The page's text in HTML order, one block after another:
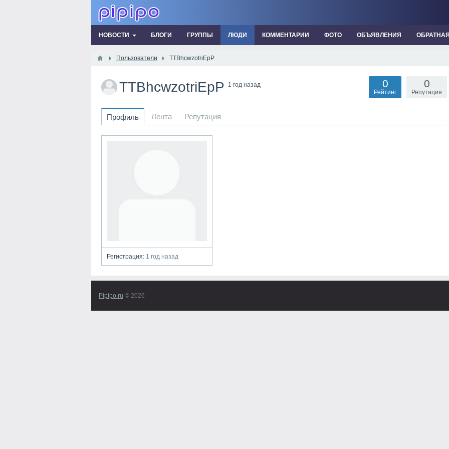
НОВОСТИ БЛОГИ ГРУППЫ ЛЮДИ КОММЕНТАРИИ ФОТО ОБЪЯВЛЕНИЯ
Пользователи TTBhcwzotriEpP
TTBhcwzotriEpP 1 год назад 0
Репутация
0
Рейтинг
Профиль Лента Репутация
Регистрация: 1 год назад
Pipipo.ru © 2026